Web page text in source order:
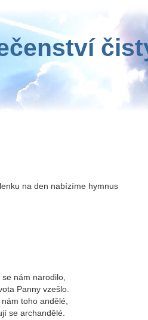
na den nabízíme hymnus
se nám narodilo,
Panny vzešlo.
nám toho andělé,
se archandělé.